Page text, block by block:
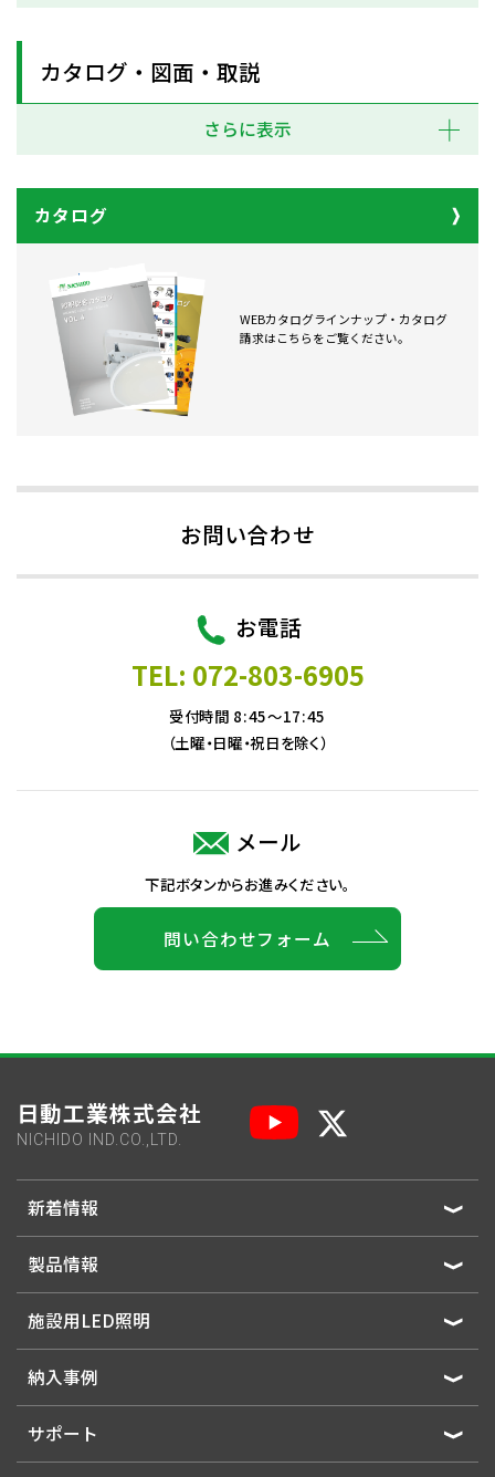
カタログ・図面・取説
さらに表示
カタログ
WEBカタログラインナップ・カタログ
請求はこちらをご覧ください。
お問い合わせ
お電話
TEL: 072-803-6905
受付時間 8:45～17:45
（土曜・日曜・祝日を除く）
メール
下記ボタンからお進みください。
問い合わせフォーム
日動工業株式会社
NICHIDO IND.CO.,LTD.
新着情報
製品情報
施設用LED照明
納入事例
サポート